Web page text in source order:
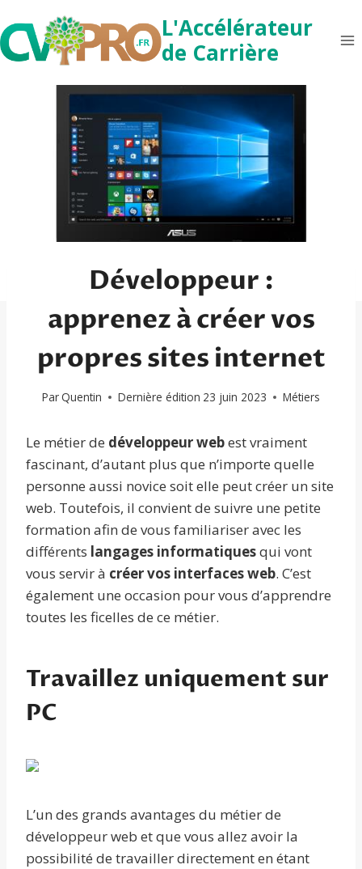
au
contenu
L'Accélérateur
de Carrière
Développeur :
apprenez à créer vos
propres sites internet
ParQuentin Dernière édition 23 juin 2023 Métiers
Le métier de développeur webest vraiment
fascinant, d’autant plus que n’importe quelle
personne aussi novice soit elle peut créer un site
web. Toutefois, il convient de suivre une petite
formation afin de vous familiariser avec les
différents langages informatiquesqui vont
vous servir à créer vos interfaces web. C’est
également une occasion pour vous d’apprendre
toutes les ficelles de ce métier.
Travaillez uniquement sur
PC
L’un des grands avantages du métier de
développeur web et que vous allez avoir la
possibilité de travailler directement en étant